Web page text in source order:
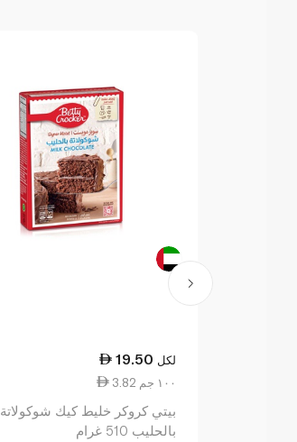
19.50 لكل
3.82 ١٠٠ جم
بيتي كروكر خليط كيك شوكولاتة
بالحليب 510 غرام